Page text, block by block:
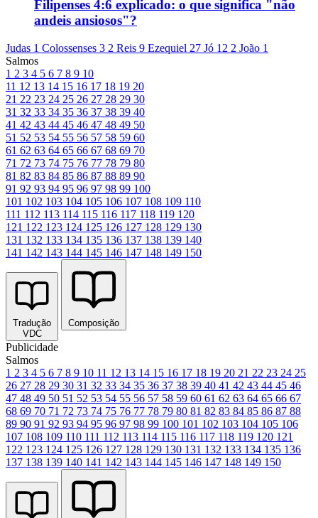
Filipenses 4:6 explicado: o que significa "não
andeis ansiosos"?
Judas 1 Colossenses 3 2 Reis 9 Ezequiel 27 Jó 12 2 João 1
Salmos
1 2 3 4 5 6 7 8 9 10
11 12 13 14 15 16 17 18 19 20
21 22 23 24 25 26 27 28 29 30
31 32 33 34 35 36 37 38 39 40
41 42 43 44 45 46 47 48 49 50
51 52 53 54 55 56 57 58 59 60
61 62 63 64 65 66 67 68 69 70
71 72 73 74 75 76 77 78 79 80
81 82 83 84 85 86 87 88 89 90
91 92 93 94 95 96 97 98 99 100
101 102 103 104 105 106 107 108 109 110
111 112 113 114 115 116 117 118 119 120
121 122 123 124 125 126 127 128 129 130
131 132 133 134 135 136 137 138 139 140
141 142 143 144 145 146 147 148 149 150
Tradução
VDC
Composição
Publicidade
Salmos
1 2 3 4 5 6 7 8 9 10 11 12 13 14 15 16 17 18 19 20 21 22 23 24 25
26 27 28 29 30 31 32 33 34 35 36 37 38 39 40 41 42 43 44 45 46
47 48 49 50 51 52 53 54 55 56 57 58 59 60 61 62 63 64 65 66 67
68 69 70 71 72 73 74 75 76 77 78 79 80 81 82 83 84 85 86 87 88
89 90 91 92 93 94 95 96 97 98 99 100 101 102 103 104 105 106
107 108 109 110 111 112 113 114 115 116 117 118 119 120 121
122 123 124 125 126 127 128 129 130 131 132 133 134 135 136
137 138 139 140 141 142 143 144 145 146 147 148 149 150